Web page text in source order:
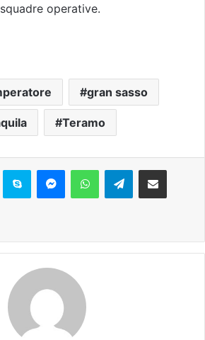
operative.
gran sasso
Teramo
Telegram